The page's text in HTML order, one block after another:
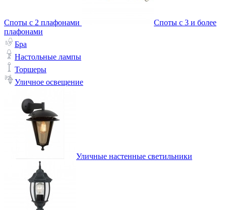
Споты с 2 плафонами
Споты с 3 и более
плафонами
Бра
Настольные лампы
Торшеры
Уличное освещение
Уличные настенные светильники